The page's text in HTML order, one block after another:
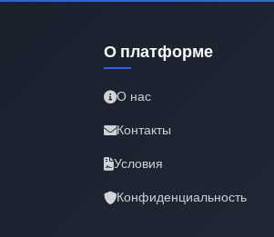
О платформе
О нас
Контакты
Условия
Конфиденциальность